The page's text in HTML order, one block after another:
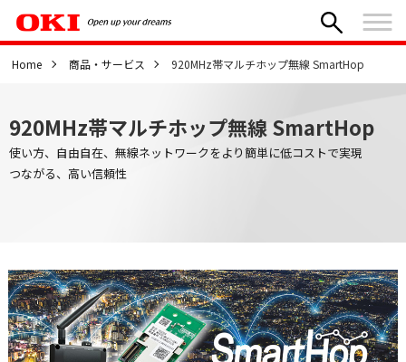
Home 商品・サービス 920MHz帯マルチホップ無線 SmartHop
920MHz帯マルチホップ無線 SmartHop
使い方、自由自在、無線ネットワークをより簡単に低コストで実現
つながる、高い信頼性